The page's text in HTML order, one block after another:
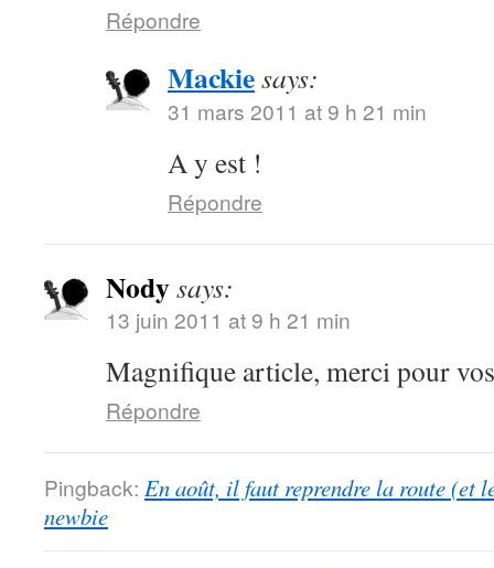
Répondre
Mackiesays:
31 mars 2011 at 9 h 21 min
A y est !
Répondre
Nodysays:
13 juin 2011 at 9 h 21 min
Magnifique article, merci pour
Répondre
Pingback: En août, il faut reprendre la route (et
newbie